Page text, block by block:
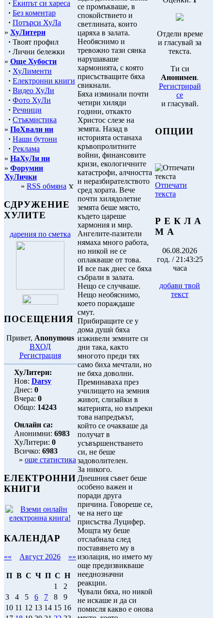
· Екипът си хареса
· Без коментар
· Потърси ХуЛа
» ХуЛитери
· Твоят профил
· Лични бележки
» Още Хубости
· ХуЛименти
· Електронни книги
· Видео ХуЛи
· Фото ХуЛи
· Речници
· Стъкмистика
» ПоХвали ни
· Наши бутони
· Реклама
» НаХуЛи ни
» Форумни
ХуЛички
» RSS обмяна
СДРУЖЕНИЕ
ХУЛИТЕ
дарения по сметка
ПОСЕЩЕНИЯ
Привет, Anonymous
ВХОД
Регистрация
ХуЛитери:
Нов: Darsy
Днес: 0
Вчера: 0
Общо: 14243
Онлайн са:
Анонимни: 6983
ХуЛитери: 0
Всичко: 6983
» още статистика
ЕЛЕКТРОННИ
КНИГИ
КАЛЕНДАР
«« Август 2026 »»
П В С Ч П С Н
1
2
3
4 5 6 7 8
9
10 11 12 13 14 15 16
се промъкваше, в
спокойствието и
светлината, които
царяха в залата.
Необяснимо и
тревожно тази сянка
нарушаваше
хармонията, с която
присъстващите бяха
свикнали.
Бяха изминали почти
четири хиляди
години, откакто
Христос слезе на
земята. Назад в
историята останаха
кръвопролитните
войни, финансовите
кризи, екологичните
катастрофи, алчността
и неразбирателството
сред хората. Вече
почти хилядолетие
земята беше място,
където цареше
хармония и мир.
Ангелите-пазители
нямаха много работа,
но никой не се
оплакваше от това.
И все пак днес се бяха
събрали в залата.
Нещо се случваше.
Нещо необяснимо,
което пораждаше
смут.
Прибиращите се у
дома душѝ бяха
изживели земните си
дни така, както
многото преди тях
само биха мечтали, но
не бяха доволни.
Преминаваха през
училището на земния
живот, слизайки в
материята, но въпреки
това напредъкът,
който се очакваше да
получат в
усъвършенстването
си, не беше
задоволителен.
За никого.
Днешния съвет беше
особено важен и
поради друга
причина. Говореше се,
че на него ще
присъства Луцифер.
Мощта му беше
отслабнала след
поставянето му в
изолация, но името му
още предизвикваше
нееднозначни
реакции.
Чували бяха, но никой
не искаше и да си
помисля какво е онова
Отдели време
и гласувай за
текста.
Ти си
Анонимен.
Регистрирай
се
и гласувай.
ОПЦИИ
Отпечати
текста
Р Е К Л А
М А
06.08.2026
год. / 21:43:25
часа
добави твой
текст